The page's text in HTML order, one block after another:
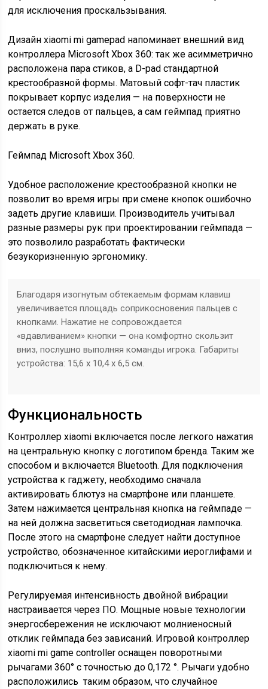
для исключения проскальзывания.
Дизайн xiaomi mi gamepad напоминает внешний вид
контроллера Microsoft Xbox 360: так же асимметрично
расположена пара стиков, а D-pad стандартной
крестообразной формы. Матовый софт-тач пластик
покрывает корпус изделия — на поверхности не
остается следов от пальцев, а сам геймпад приятно
держать в руке.
Геймпад Microsoft Xbox 360.
Удобное расположение крестообразной кнопки не
позволит во время игры при смене кнопок ошибочно
задеть другие клавиши. Производитель учитывал
разные размеры рук при проектировании геймпада —
это позволило разработать фактически
безукоризненную эргономику.
Благодаря изогнутым обтекаемым формам клавиш
увеличивается площадь соприкосновения пальцев с
кнопками. Нажатие не сопровождается
«вдавливанием» кнопки — она комфортно скользит
вниз, послушно выполняя команды игрока. Габариты
устройства: 15,6 х 10,4 х 6,5 см.
Функциональность
Контроллер xiaomi включается после легкого нажатия
на центральную кнопку с логотипом бренда. Таким же
способом и включается Bluetooth. Для подключения
устройства к гаджету, необходимо сначала
активировать блютуз на смартфоне или планшете.
Затем нажимается центральная кнопка на геймпаде —
на ней должна засветиться светодиодная лампочка.
После этого на смартфоне следует найти доступное
устройство, обозначенное китайскими иероглифами и
подключиться к нему.
Регулируемая интенсивность двойной вибрации
настраивается через ПО. Мощные новые технологии
энергосбережения не исключают молниеносный
отклик геймпада без зависаний. Игровой контроллер
xiaomi mi game controller оснащен поворотными
рычагами 360° с точностью до 0,172 °. Рычаги удобно
расположились таким образом, что случайное